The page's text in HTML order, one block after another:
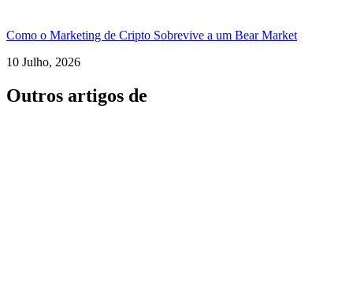
Como o Marketing de Cripto Sobrevive a um Bear Market
10 Julho, 2026
Outros artigos de